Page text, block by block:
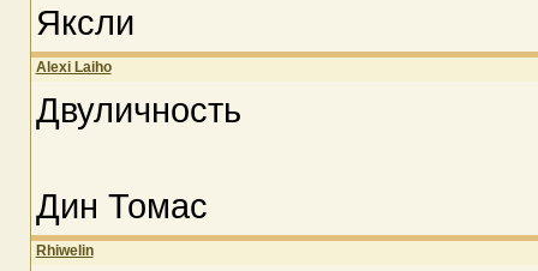
Яксли
Alexi Laiho
Двуличность
Дин Томас
Rhiwelin